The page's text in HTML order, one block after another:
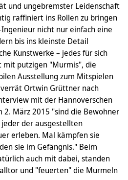
und ungebremster Leidenschaft
raffiniert ins Rollen zu bringen
nicht nur einfach eine
bis ins kleinste Detail
Kunstwerke – jedes für sich
putzigen "Murmis", die
Ausstellung zum Mitspielen
Ortwin Grüttner nach
mit der Hannoverschen
März 2015 "sind die Bewohner
der ausgestellten
erleben. Mal kämpfen sie
sie im Gefängnis." Beim
auch mit dabei, standen
und "feuerten" die Murmeln